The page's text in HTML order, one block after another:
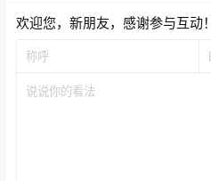
欢迎您，新朋友，感谢参与互动！